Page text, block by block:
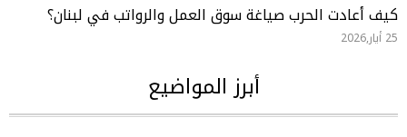
كيف أعادت الحرب صياغة سوق العمل والرواتب في لبنان؟
25 أيار,2026
أبرز المواضيع